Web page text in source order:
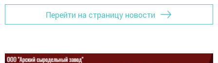
Перейти на страницу новости